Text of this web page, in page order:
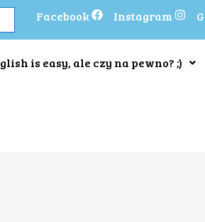
Facebook Instagram
is easy, ale czy na pewno? ;)